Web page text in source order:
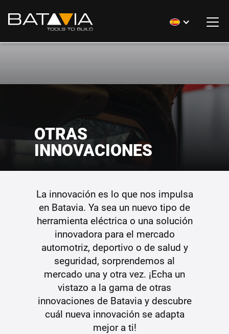
OTRAS
INNOVACIONES
La innovación es lo que nos impulsa
en Batavia. Ya sea un nuevo tipo de
herramienta eléctrica o una solución
innovadora para el mercado
automotriz, deportivo o de salud y
seguridad, sorprendemos al
mercado una y otra vez. ¡Echa un
vistazo a la gama de otras
innovaciones de Batavia y descubre
cuál nueva innovación se adapta
mejor a ti!